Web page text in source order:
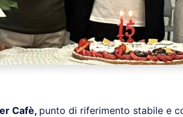
Cafè, punto di riferimento stabile e